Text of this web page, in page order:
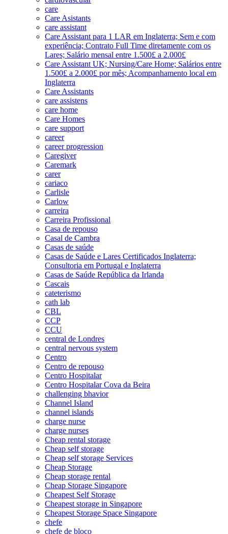
care
Care Asistants
care assistant
Care Assistant para 1 LAR em Inglaterra; Sem e com
experiência; Contrato Full Time diretamente com os
Lares; Salário mensal entre 1.500£ a 2.000£
Care Assistant UK; Nursing/Care Home; Salários entre
1.500£ a 2.000£ por mês; Acompanhamento local em
Inglaterra
Care Assistants
care assistens
care home
Care Homes
care support
career
career progression
Caregiver
Caremark
carer
cariaco
Carlisle
Carlow
carreira
Carreira Profissional
Casa de repouso
Casal de Cambra
Casas de saúde
Casas de Saúde e Lares Certificados Inglaterra;
Consultoria em Portugal e Inglaterra
Casas de Saúde República da Irlanda
Cascais
cateterismo
cath lab
CBL
CCP
CCU
central de Londres
central nervous system
Centro
Centro de repouso
Centro Hospitalar
Centro Hospitalar Cova da Beira
challenging bhavior
Channel Island
channel islands
charge nurse
charge nurses
Cheap rental storage
Cheap self storage
Cheap self storage Services
Cheap Storage
Cheap storage rental
Cheap Storage Singapore
Cheapest Self Storage
Cheapest storage in Singapore
Cheapest Storage Space Singapore
chefe
chefe de bloco